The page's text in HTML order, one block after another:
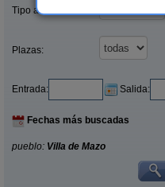
Tipo alquiler:
Plazas:
Entrada: Salida:
Fechas más buscadas
pueblo: Villa de Mazo